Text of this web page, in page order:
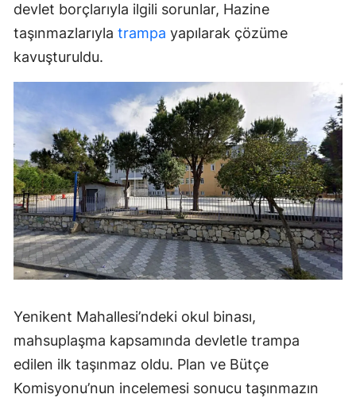
devlet borçlarıyla ilgili sorunlar, Hazine
taşınmazlarıyla trampa yapılarak çözüme
kavuşturuldu.
Yenikent Mahallesi’ndeki okul binası,
mahsuplaşma kapsamında devletle trampa
edilen ilk taşınmaz oldu. Plan ve Bütçe
Komisyonu’nun incelemesi sonucu taşınmazın